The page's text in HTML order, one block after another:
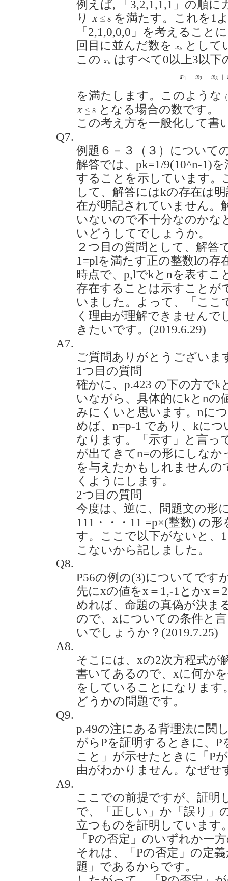
例えば, 「3,2,1,1,1」の順に
り
X ≦ 8
X≦8
を満たす。これを1
「2,1,0,0,0」を考えること
回目に並んだ数を
xk
xk
として
この
xk
xk はすべて0以上3以下
x1 + x2 + x3 +
1+ 2 +x +
を満たします。このような ((
X ≦ 8
X≦8
となる場合の数です。
この考え方を一般化して書
Q7.
例題６－３（３）について
解答では、pk=1/9(10^n-1)
することを示しています。
して、解答にはkの存在は
在が明記されていません。
いないので不十分なのかな
いどうしてでしょうか。
２つ目の質問として、解答
1=plを満たす正の整数lの
時点で、p,lでkとnを表すこ
存在することは示すことが
いました。よって、「ここ
く理由が理解できませんで
きたいです。(2019.6.29)
A7.
ご質問ありがとうございま
1つ目の質問
確かに、p.423 の下の方でk
いながら、具体的にkとnの
みにくいと思います。nに
めば、n=p-1 であり、kに
なります。「示す」と言っ
が出てきてn=の形にしなか
を与えたかもしれませんの
くようにします。
2つ目の質問
今度は、逆に、問題文の形
111・・・11 =p×(整数) の
す。ここで以下がないと、
こないから記しました。
Q8.
P56の例の(3)についてです
先にxの値をx＝1,-1とかx＝
めれば、命題の真偽が決ま
ので、xについての条件と
いでしょうか？(2019.7.25)
A8.
そこには、xの2次方程式が
書いてあるので、xに何か
をしていることになりま
どうかの問題です。
Q9.
p.49の注にある背理法に関
がらPを証明するときに、
こと」が示せたときに「P
由がわかりません。なぜせ
A9.
ここでの前提ですが、証明
で、「正しい」か「誤り」
立つものを証明しています
「Pの否定」のいずれか一
それは、「Pの否定」の定
題」であるからです。